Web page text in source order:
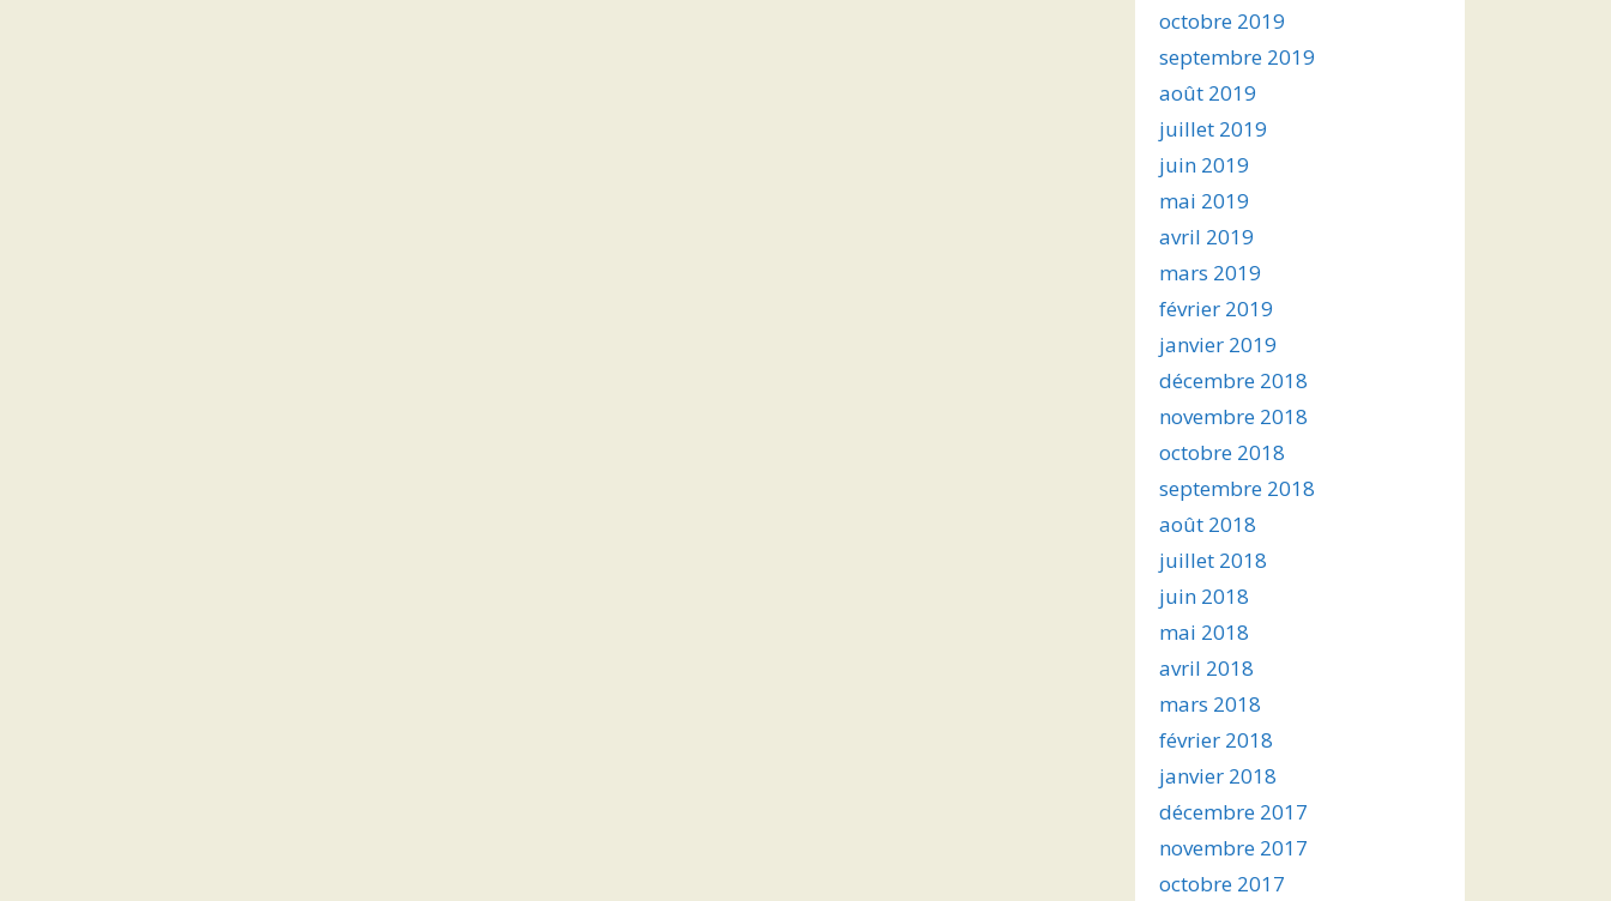
octobre 2019
septembre 2019
août 2019
juillet 2019
juin 2019
mai 2019
avril 2019
mars 2019
février 2019
janvier 2019
décembre 2018
novembre 2018
octobre 2018
septembre 2018
août 2018
juillet 2018
juin 2018
mai 2018
avril 2018
mars 2018
février 2018
janvier 2018
décembre 2017
novembre 2017
octobre 2017